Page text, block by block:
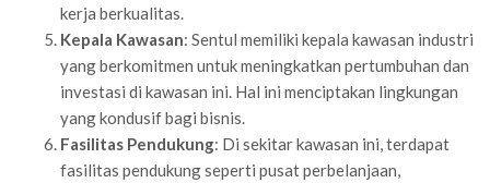
kerja berkualitas.
Kepala Kawasan: Sentul memiliki kepala kawasan industri
yang berkomitmen untuk meningkatkan pertumbuhan dan
investasi di kawasan ini. Hal ini menciptakan lingkungan
yang kondusif bagi bisnis.
Fasilitas Pendukung: Di sekitar kawasan ini, terdapat
fasilitas pendukung seperti pusat perbelanjaan,